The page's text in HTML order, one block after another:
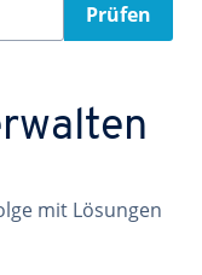
Prüfen
mit Lösungen